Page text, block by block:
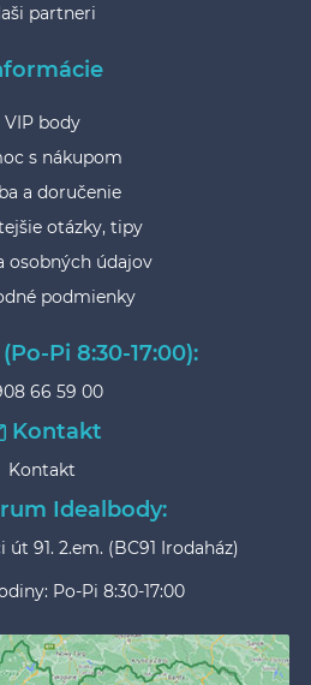
partneri
VIP body
s nákupom
a doručenie
otázky, tipy
osobných údajov
podmienky
Pi 8:30-17:00):
66 59 00
Kontakt
Kontakt
Idealbody:
út 91. 2.em. (BC91 Irodaház)
Po-Pi 8:30-17:00